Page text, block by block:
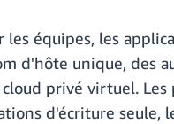
équipes, les
d'hôte unique, des
privé virtuel.
d'écriture seule,